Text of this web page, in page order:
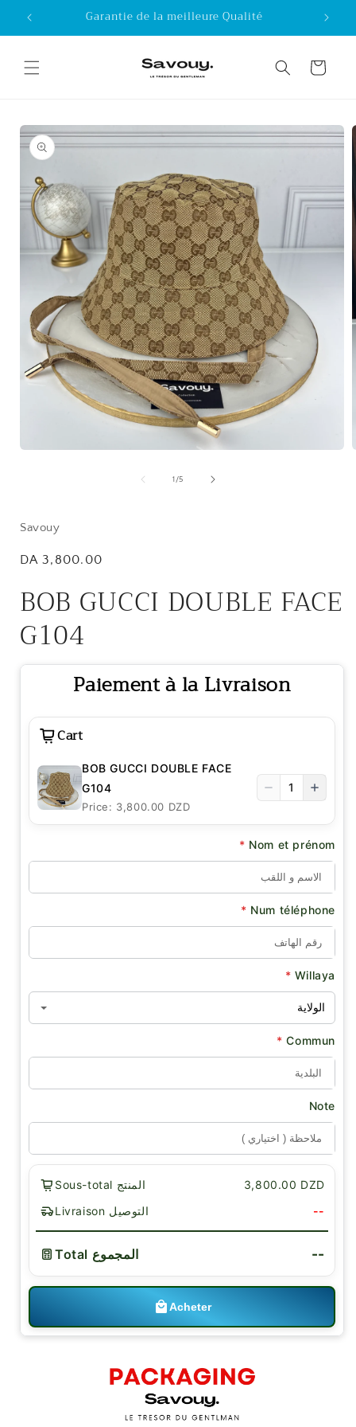
Skip to
content
Garantie de la meilleure Qualité
Cart
Skip to
product
information
1 /of
5
Savouy
Regular
DA 3,800.00
BOB GUCCI DOUBLE FACE
G104
Paiement à la Livraison
Cart
BOB GUCCI DOUBLE FACE
G104
Price: 3,800.00 DZD
1
Nom et prénom
*
Num téléphone
*
Willaya
*
Commun
*
Note
Sous-total المنتج
3,800.00 DZD
Livraison التوصيل
--
Total المجموع --
Acheter